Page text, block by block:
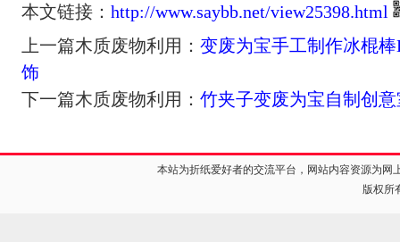
本文链接： http://www.saybb.net/view25398.html
上一篇木质废物利用： 变废为宝手工制作冰棍
饰
下一篇木质废物利用： 竹夹子变废为宝自制创
本站为折纸爱好者的交流平台，网站内容资源为
版权所